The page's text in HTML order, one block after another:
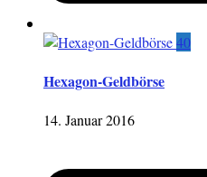
40
Hexagon-Geldbörse
14. Januar 2016